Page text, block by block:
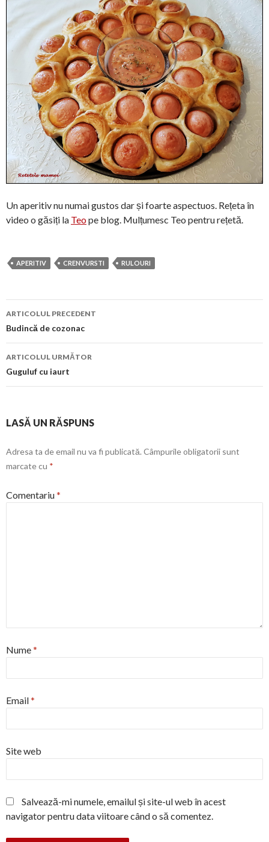
Un aperitiv nu numai gustos dar și foarte aspectuos. Rețeta în
video o găsiți la Teope blog. Mulțumesc Teo pentru rețetă.
APERITIV CRENVURSTI RULOURI
Navigare
în
articol
ARTICOLUL PRECEDENT
Budincă de cozonac
ARTICOLUL URMĂTOR
Guguluf cu iaurt
LASĂ UN RĂSPUNS
Adresa ta de email nu va fi publicată. Câmpurile obligatorii sunt
marcate cu *
Comentariu*
Nume*
Email*
Site web
Salvează-mi numele, emailul și site-ul web în acest
navigator pentru data viitoare când o să comentez.